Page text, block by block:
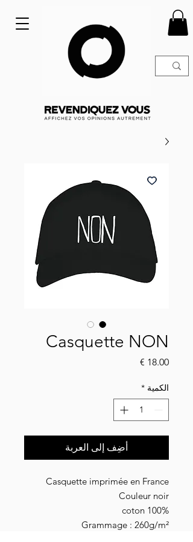
Casquette NON
السعر
الكمية *
أضِف إلى العربة
Casquette imprimée en France
Couleur noir
100% coton
Grammage : 260g/m²